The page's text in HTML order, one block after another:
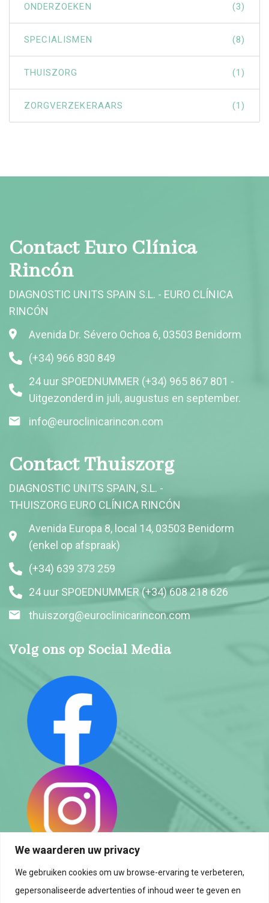
We waarderen uw privacy
We gebruiken cookies om uw browse-ervaring te verbeteren,
gepersonaliseerde advertenties of inhoud weer te geven en
ONDERZOEKEN (3)
SPECIALISMEN (8)
THUISZORG (1)
ZORGVERZEKERAARS (1)
Contact Euro Clínica
Rincón
DIAGNOSTIC UNITS SPAIN S.L. - EURO CLÍNICA
RINCÓN
Avenida Dr. Sévero Ochoa 6, 03503 Benidorm
(+34) 966 830 849
24 uur SPOEDNUMMER (+34) 965 867 801 -
Uitgezonderd in juli, augustus en september.
info@euroclinicarincon.com
Contact Thuiszorg
DIAGNOSTIC UNITS SPAIN, S.L. -
THUISZORG EURO CLÍNICA RINCÓN
Avenida Europa 8, local 14, 03503 Benidorm
(enkel op afspraak)
(+34) 639 373 259
24 uur SPOEDNUMMER (+34) 608 218 626
thuiszorg@euroclinicarincon.com
Volg ons op Social Media
Privacybeleid